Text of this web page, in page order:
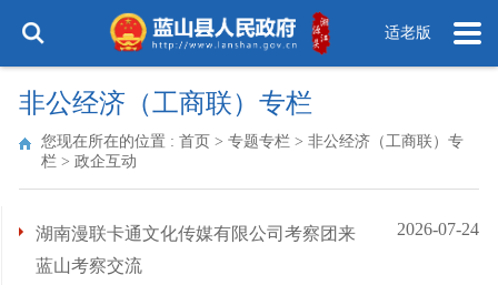
适老版
非公经济（工商联）专栏
您现在所在的位置 : 首页 > 专题专栏 > 非公经济（工商联）专
栏 > 政企互动
湖南漫联卡通文化传媒有限公司考察团来
蓝山考察交流
2026-07-24